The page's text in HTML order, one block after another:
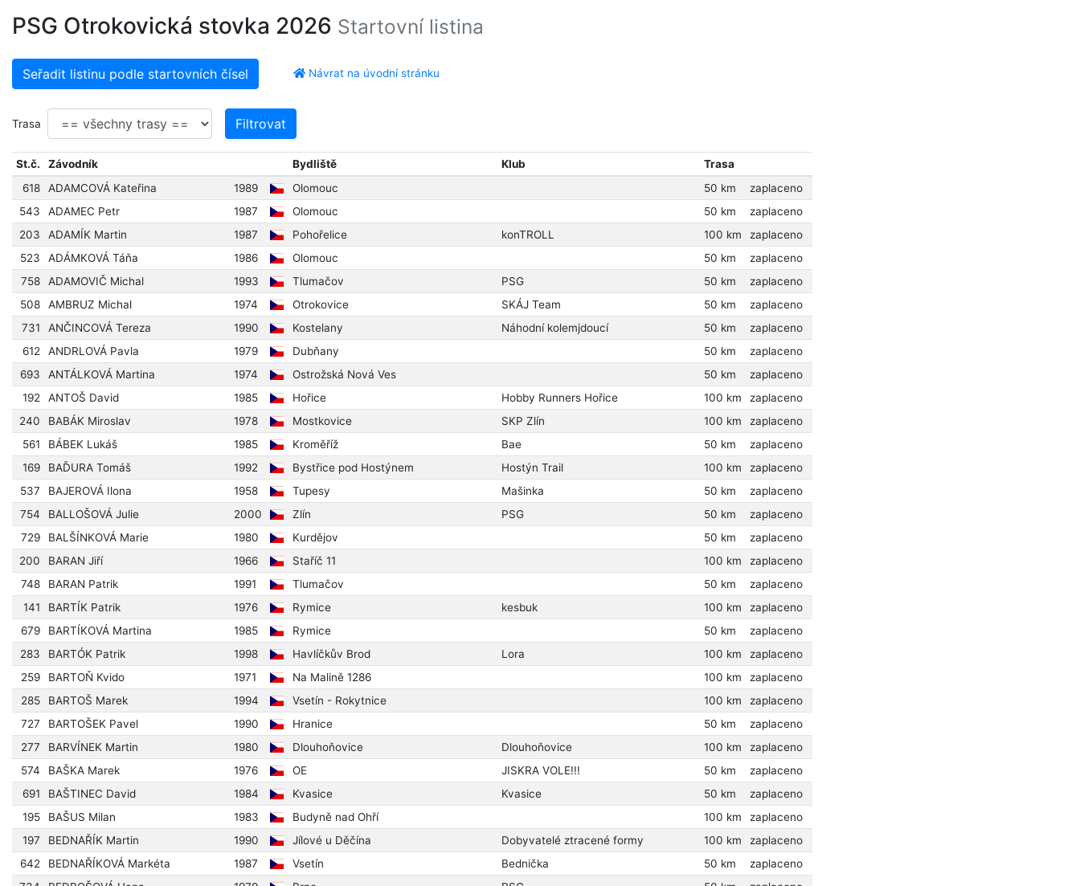
PSG Otrokovická stovka 2026 Startovní listina
Seřadit listinu podle startovních čísel Návrat na úvodní stránku
Trasa Filtrovat
St.č. Závodník Bydliště Klub
Trasa
618
ADAMCOVÁ Kateřina 1989 Olomouc 50 km
zaplaceno
543
ADAMEC Petr 1987 Olomouc 50 km
zaplaceno
203
ADAMÍK Martin 1987 Pohořelice konTROLL 100 km
zaplaceno
523
ADÁMKOVÁ Táňa 1986 Olomouc 50 km
zaplaceno
758
ADAMOVIČ Michal 1993 Tlumačov PSG 50 km
zaplaceno
508
AMBRUZ Michal 1974 Otrokovice SKÁJ Team 50 km
zaplaceno
731
ANČINCOVÁ Tereza 1990 Kostelany Náhodní kolemjdoucí 50 km
zaplaceno
612
ANDRLOVÁ Pavla 1979 Dubňany 50 km
zaplaceno
693
ANTÁLKOVÁ Martina 1974 Ostrožská Nová Ves 50 km
zaplaceno
192
ANTOŠ David 1985 Hořice Hobby Runners Hořice 100 km
zaplaceno
240
BABÁK Miroslav 1978 Mostkovice SKP Zlín 100 km
zaplaceno
561
BÁBEK Lukáš 1985 Kroměříž Bae 50 km
zaplaceno
169
BAĎURA Tomáš 1992 Bystřice pod Hostýnem Hostýn Trail 100 km
zaplaceno
537
BAJEROVÁ Ilona 1958 Tupesy Mašinka 50 km
zaplaceno
754
BALLOŠOVÁ Julie 2000 Zlín PSG 50 km
zaplaceno
729
BALŠÍNKOVÁ Marie 1980 Kurdějov 50 km
zaplaceno
200
BARAN Jiří 1966 Staříč 11 100 km
zaplaceno
748
BARAN Patrik 1991 Tlumačov 50 km
zaplaceno
141
BARTÍK Patrik 1976 Rymice kesbuk 100 km
zaplaceno
679
BARTÍKOVÁ Martina 1985 Rymice 50 km
zaplaceno
283
BARTÓK Patrik 1998 Havlíčkův Brod Lora 100 km
zaplaceno
259
BARTOŇ Kvido 1971 Na Malině 1286 100 km
zaplaceno
285
BARTOŠ Marek 1994 Vsetín - Rokytnice 100 km
zaplaceno
727
BARTOŠEK Pavel 1990 Hranice 50 km
zaplaceno
277
BARVÍNEK Martin 1980 Dlouhoňovice Dlouhoňovice 100 km
zaplaceno
574
BAŠKA Marek 1976 OE JISKRA VOLE!!! 50 km
zaplaceno
691
BAŠTINEC David 1984 Kvasice Kvasice 50 km
zaplaceno
195
BAŠUS Milan 1983 Budyně nad Ohří 100 km
zaplaceno
197
BEDNAŘÍK Martin 1990 Jílové u Děčína Dobyvatelé ztracené formy 100 km
zaplaceno
642
BEDNAŘÍKOVÁ Markéta 1987 Vsetín Bednička 50 km
zaplaceno